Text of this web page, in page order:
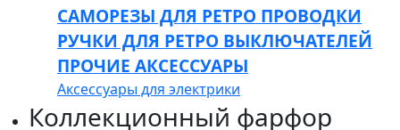
САМОРЕЗЫ ДЛЯ РЕТРО ПРОВОДКИ
РУЧКИ ДЛЯ РЕТРО ВЫКЛЮЧАТЕЛЕЙ
ПРОЧИЕ АКСЕССУАРЫ
Аксессуары для электрики
Коллекционный фарфор